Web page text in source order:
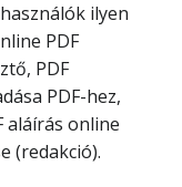
ilyen
PDF
PDF
PDF-hez,
aláírás online
(redakció).